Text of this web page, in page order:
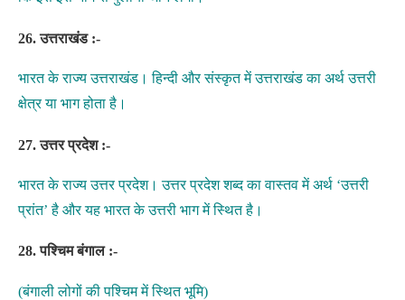
26. उत्तराखंड :-
भारत के राज्य उत्तराखंड। हिन्दी और संस्कृत में उत्तराखंड का अर्थ उत्तरी
क्षेत्र या भाग होता है।
27. उत्तर प्रदेश :-
भारत के राज्य उत्तर प्रदेश। उत्तर प्रदेश शब्द का वास्तव में अर्थ ‘उत्तरी
प्रांत’ है और यह भारत के उत्तरी भाग में स्थित है।
28. पश्चिम बंगाल :-
(बंगाली लोगों की पश्चिम में स्थित भूमि)